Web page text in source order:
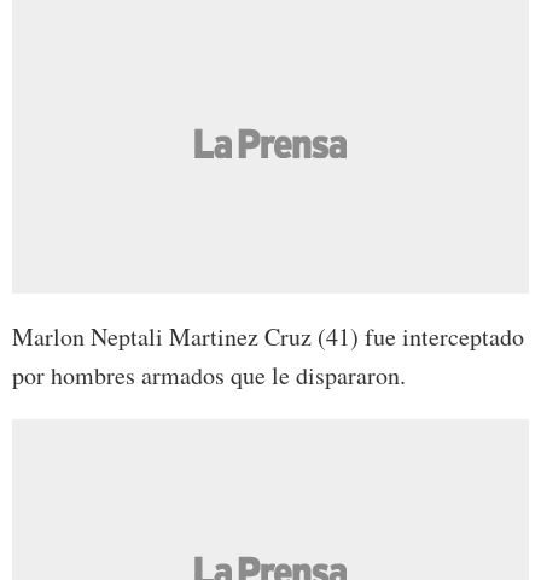
Marlon Neptali Martinez Cruz (41) fue interceptado
por hombres armados que le dispararon.